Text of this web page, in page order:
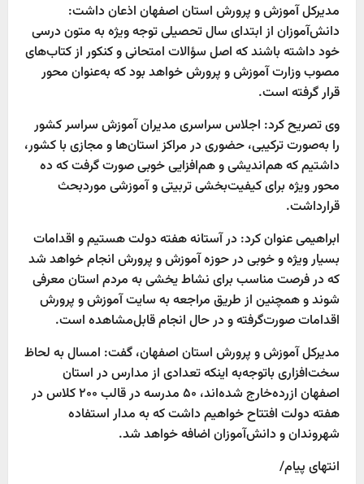
مدیرکل آموزش و پرورش استان اصفهان اذعان داشت:
دانش‌آموزان از ابتدای سال تحصیلی توجه ویژه به متون درسی
خود داشته باشند که اصل سؤالات امتحانی و کنکور از کتاب‌های
مصوب وزارت آموزش و پرورش خواهد بود که به‌عنوان محور
قرار گرفته است.
وی تصریح کرد: اجلاس سراسری مدیران آموزش سراسر کشور
را به‌صورت ترکیبی، حضوری در مراکز استان‌ها و مجازی با کشور،
داشتیم که هم‌اندیشی و هم‌افزایی خوبی صورت گرفت که ده
محور ویژه برای کیفیت‌بخشی تربیتی و آموزشی موردبحث
قرارداشت.
ابراهیمی عنوان کرد: در آستانه هفته دولت هستیم و اقدامات
بسیار ویژه و خوبی در حوزه آموزش و پرورش انجام خواهد شد
که در فرصت مناسب برای نشاط یخشی به مردم استان معرفی
شوند و همچنین از طریق مراجعه به سایت آموزش و پرورش
اقدامات صورت‌گرفته و در حال انجام قابل‌مشاهده است.
مدیرکل آموزش و پرورش استان اصفهان، گفت: امسال به لحاظ
سخت‌افزاری باتوجه‌به اینکه تعدادی از مدارس در استان
اصفهان ازرده‌خارج شده‌اند، ۵۰ مدرسه در قالب ۲۰۰ کلاس در
هفته دولت افتتاح خواهیم داشت که به مدار استفاده
شهروندان و دانش‌آموزان اضافه خواهد شد.
انتهای پیام/